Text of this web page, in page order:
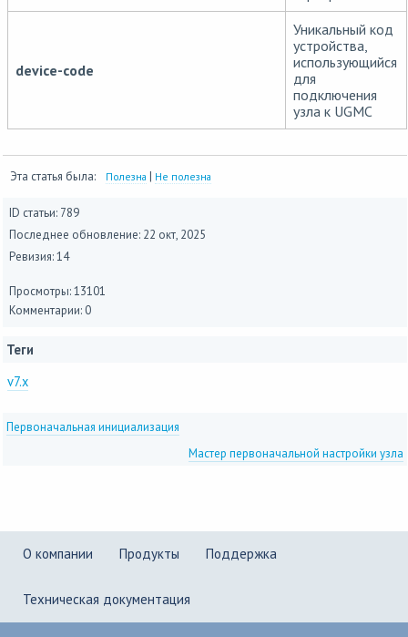
device-code
Уникальный код
устройства,
использующийся
для
подключения
узла к UGMC
Эта статья была: Полезна | Не полезна
ID статьи: 789
Последнее обновление: 22 окт, 2025
Ревизия: 14
Просмотры: 13101
Комментарии: 0
Теги
v7.x
Первоначальная инициализация
Мастер первоначальной настройки узла
О компании Продукты Поддержка
Техническая документация